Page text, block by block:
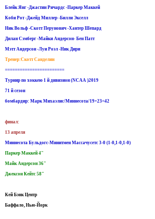
Блейк Янг -Джастин Ричардс -Паркер Маккей
Коби Рот -Джейд Миллер -Билли Экселл
Ник Вольф -Скотт Перунович -Хантер Шепард
Дилан Сэмберг -Майки Андерсон- Бен Патт
Мэтт Андерсон -Луи Роэл -Ник Дири
Тренер:Скотт Санделин
========================
Турнир по хоккею 1 й дивизион (NCAA )2019
71 й сезон
бомбардир: Марк Михаэлис/Миннесота/19+23=42
финал:
13 апреля
Миннесота Бульдогс-Минитмен Массачусетс 3-0 (1-0,1-0,1-0)
Паркер Маккей 4"
Майк Андерсон 36"
Джексон Кейтс 58"
Кей Бэнк Центр
Баффало, Нью-Йорк